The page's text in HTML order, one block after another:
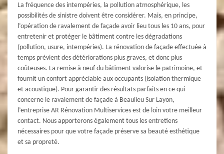
La fréquence des intempéries, la pollution atmosphérique, les
possibilités de sinistre doivent être considérer. Mais, en principe,
l’opération de ravalement de façade avoir lieu tous les 10 ans, pour
entretenir et protéger le bâtiment contre les dégradations
(pollution, usure, intempéries). La rénovation de façade effectuée à
temps prévient des détériorations plus graves, et donc plus
coûteuses. La remise à neuf du bâtiment valorise le patrimoine, et
fournit un confort appréciable aux occupants (isolation thermique
et acoustique). Pour garantir des résultats parfaits en ce qui
concerne le ravalement de façade à Beaulieu Sur Layon,
l’entreprise AR Rénovation Multiservices est de loin votre meilleur
contact. Nous apporterons également tous les entretiens
nécessaires pour que votre façade préserve sa beauté esthétique
et sa propreté.